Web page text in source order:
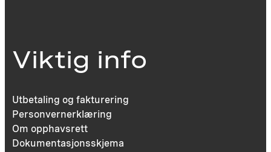
Viktig info
Utbetaling og fakturering
Personvernerklæring
Om opphavsrett
Dokumentasjonsskjema